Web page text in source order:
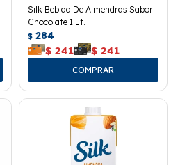
Silk Bebida De Almendras Sabor
Chocolate 1 Lt.
$ 284
$ 241 $ 241